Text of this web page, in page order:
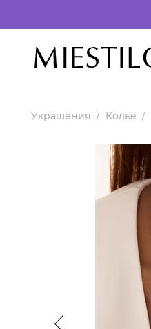
Украшения Колье